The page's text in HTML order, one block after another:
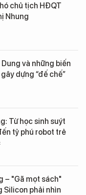
chủ tịch HĐQT
Nhung
và những biến
dựng “đế chế”
Từ học sinh suýt
tỷ phú robot trẻ
– "Gã mọt sách"
Silicon phải nhìn